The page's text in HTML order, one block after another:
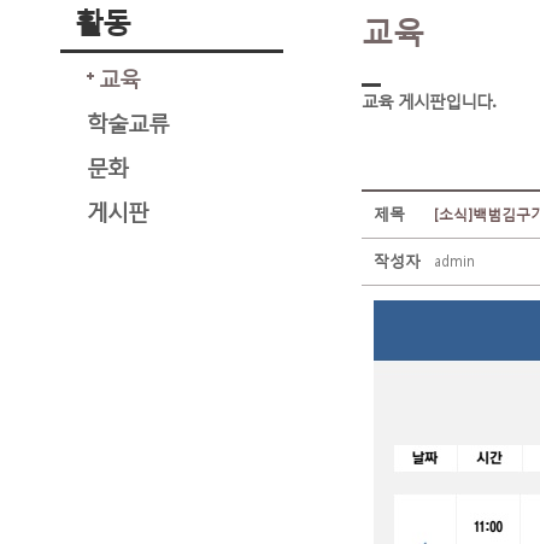
활동
교육
학술교류
문화
게시판
교육
교육 게시판입니다.
제목 [소식]백범김구
작성자 admin